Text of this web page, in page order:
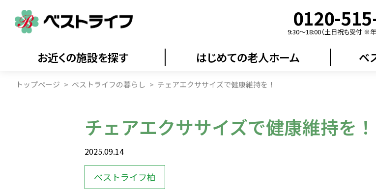
0120-
9:30〜18:00（土日祝も受付 ※年
お近くの施設を探す はじめての老人ホーム ベ
トップページ ベストライフの暮らし チェアエクササイズで健康維持を！
チェアエクササイズで健康維持を！
2025.09.14
ベストライフ柏